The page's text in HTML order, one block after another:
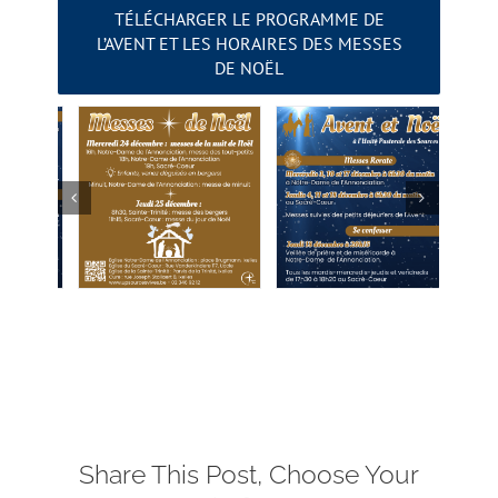
TÉLÉCHARGER LE PROGRAMME DE
L’AVENT ET LES HORAIRES DES MESSES
DE NOËL
Share This Post, Choose Your